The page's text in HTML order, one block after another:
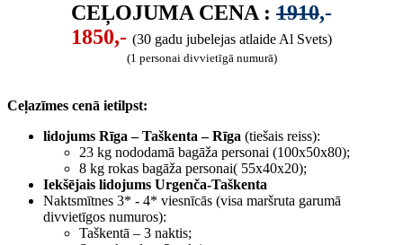
CEĻOJUMA CENA : 1910,-
1850,- (30 gadu jubelejas atlaide Al Svets)
(1 personai divvietīgā numurā)
Ceļazīmes cenā ietilpst:
lidojums Rīga – Taškenta – Rīga (tiešais reiss):
23 kg nododamā bagāža personai (100x50x80);
8 kg rokas bagāža personai( 55x40x20);
Iekšējais lidojums Urgenča-Taškenta
Naktsmītnes 3* - 4* viesnīcās (visa maršruta garumā
divvietīgos numuros):
Taškentā – 3 naktis;